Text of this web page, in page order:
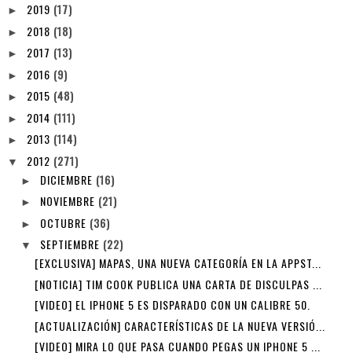
► 2019 (17)
► 2018 (18)
► 2017 (13)
► 2016 (9)
► 2015 (48)
► 2014 (111)
► 2013 (114)
▼ 2012 (271)
► DICIEMBRE (16)
► NOVIEMBRE (21)
► OCTUBRE (36)
▼ SEPTIEMBRE (22)
[EXCLUSIVA] MAPAS, UNA NUEVA CATEGORÍA EN LA APPST...
[NOTICIA] TIM COOK PUBLICA UNA CARTA DE DISCULPAS ...
[VIDEO] EL IPHONE 5 ES DISPARADO CON UN CALIBRE 50.
[ACTUALIZACIÓN] CARACTERÍSTICAS DE LA NUEVA VERSIÓ...
[VIDEO] MIRA LO QUE PASA CUANDO PEGAS UN IPHONE 5 ...